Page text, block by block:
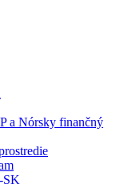
a Nórsky finančný
SK